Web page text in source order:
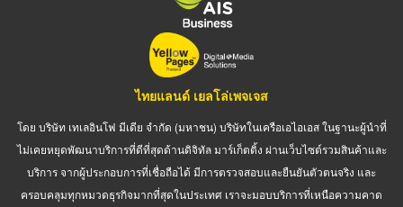
ไทยแลนด์ เยลโล่เพจเจส
โดย บริษัท เทเลอินโฟ มีเดีย จำกัด (มหาชน) บริษัทในเครือเอไอเอส ในฐานะผู้นำที่
ไม่เคยหยุดพัฒนาบริการที่ดีที่สุดด้านดิจิทัล มาร์เก็ตติ้ง ผ่านเว็บไซต์รวมสินค้าและ
บริการ จากผู้ประกอบการที่เชื่อถือได้ มีการตรวจสอบและยืนยันตัวตนจริง และ
ครอบคลุมทุกหมวดธุรกิจมากที่สุดในประเทศ เราจะมอบบริการที่เหนือความคาด